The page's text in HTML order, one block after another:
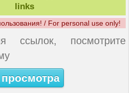
links
/ For personal use only!
ссылок, посмотрите